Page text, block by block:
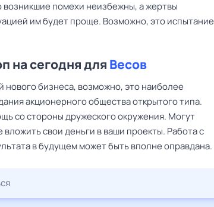
возникшие помехи неизбежны, а жертвы
им будет проще. Возможно, это испытание
на сегодня для Весов
нового бизнеса, возможно, это наиболее
акционерного общества открытого типа.
со стороны дружеского окружения. Могут
свои деньги в ваши проекты. Работа с
в будущем может быть вполне оправдана.